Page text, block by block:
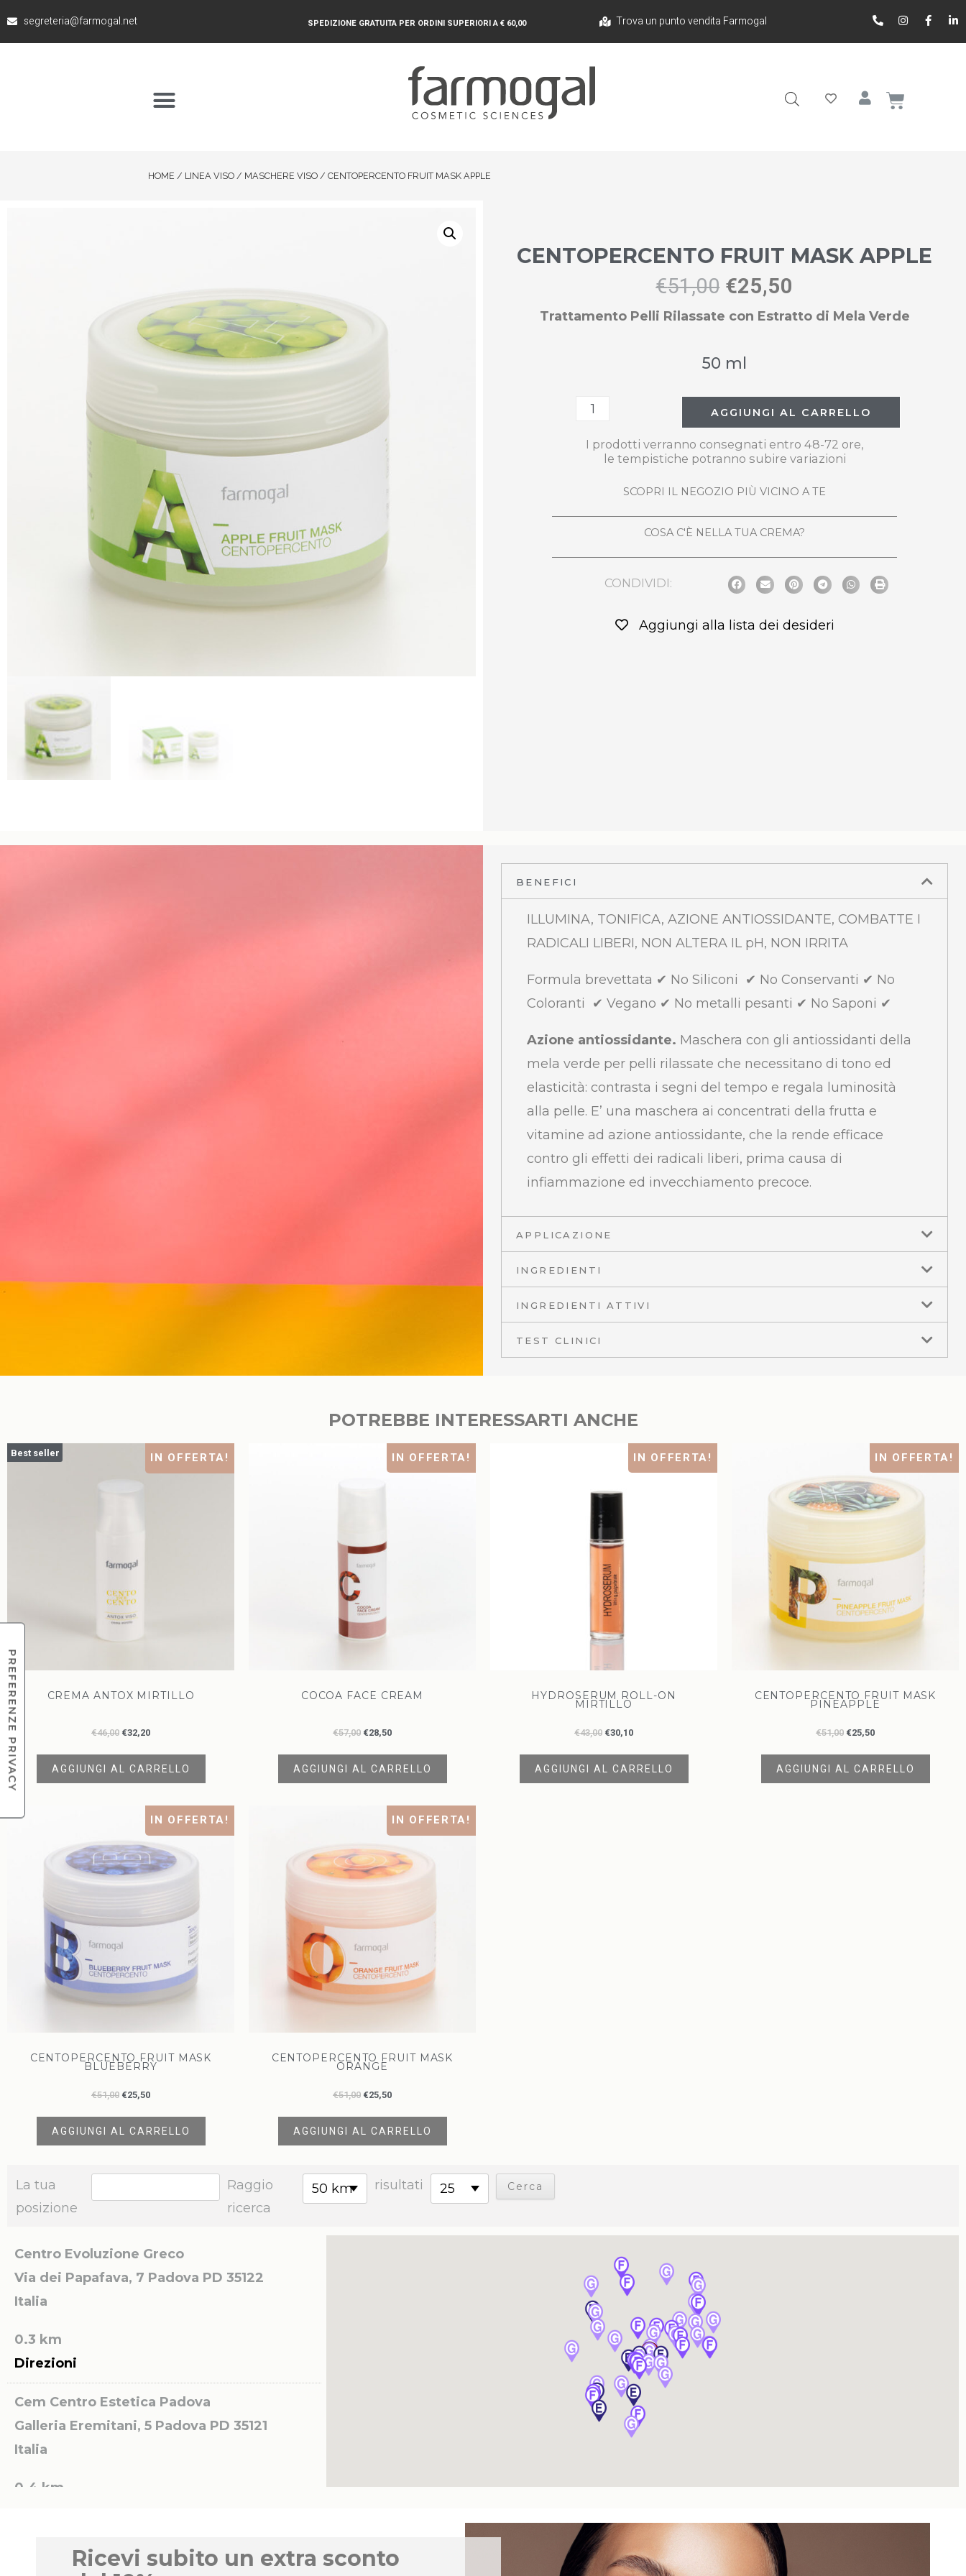
segreteria@farmogal.net SPEDIZIONE GRATUITA PER ORDINI SUPERIORI A € 60,00 Trova un punto vendita Farmogal
HOME / LINEA VISO/ MASCHERE VISO/ CENTOPERCENTO FRUIT MASK APPLE
CENTOPERCENTO FRUIT MASK APPLE
€51,00 €25,50
Trattamento Pelli Rilassate con Estratto di Mela Verde
50 ml
AGGIUNGI AL CARRELLO
I prodotti verranno consegnati entro 48-72 ore,
le tempistiche potranno subire variazioni
SCOPRI IL NEGOZIO PIÙ VICINO A TE
COSA C'È NELLA TUA CREMA?
CONDIVIDI:
Aggiungi alla lista dei desideri
BENEFICI
ILLUMINA, TONIFICA, AZIONE ANTIOSSIDANTE, COMBATTE I
RADICALI LIBERI, NON ALTERA IL pH, NON IRRITA
Formula brevettata ✔ No Siliconi ✔ No Conservanti ✔ No
Coloranti ✔ Vegano ✔ No metalli pesanti ✔ No Saponi ✔
Azione antiossidante. Maschera con gli antiossidanti della
mela verde per pelli rilassate che necessitano di tono ed
elasticità: contrasta i segni del tempo e regala luminosità
alla pelle. E’ una maschera ai concentrati della frutta e
vitamine ad azione antiossidante, che la rende efficace
contro gli effetti dei radicali liberi, prima causa di
infiammazione ed invecchiamento precoce.
APPLICAZIONE
INGREDIENTI
INGREDIENTI ATTIVI
TEST CLINICI
POTREBBE INTERESSARTI ANCHE
IN OFFERTA!
Best seller
CREMA ANTOX MIRTILLO
€46,00 €32,20
AGGIUNGI AL CARRELLO
IN OFFERTA!
COCOA FACE CREAM
€57,00 €28,50
AGGIUNGI AL CARRELLO
IN OFFERTA!
HYDROSERUM ROLL-ON
MIRTILLO
€43,00 €30,10
AGGIUNGI AL CARRELLO
IN OFFERTA!
CENTOPERCENTO FRUIT MASK
PINEAPPLE
€51,00 €25,50
AGGIUNGI AL CARRELLO
IN OFFERTA!
CENTOPERCENTO FRUIT MASK
BLUEBERRY
€51,00 €25,50
AGGIUNGI AL CARRELLO
IN OFFERTA!
CENTOPERCENTO FRUIT MASK
ORANGE
€51,00 €25,50
AGGIUNGI AL CARRELLO
La tua
posizione
Raggio
ricerca
50 km risultati 25
Centro Evoluzione Greco
Via dei Papafava, 7 Padova PD 35122
Italia
0.3 km
Direzioni
Cem Centro Estetica Padova
Galleria Eremitani, 5 Padova PD 35121
Italia
0.4 km
Centro di Bellezza L’ESTETICA di Rossella
Ricevi subito un extra sconto